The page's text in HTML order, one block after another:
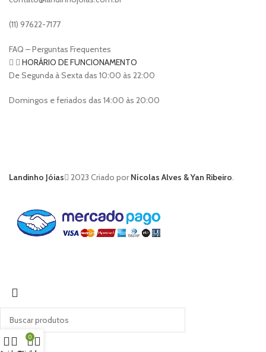
(11) 97622-7177
FAQ – Perguntas Frequentes
HORÁRIO DE FUNCIONAMENTO
De Segunda à Sexta das 10:00 às 22:00
Domingos e feriados das 14:00 às 20:00
Landinho Jóias 2023 Criado porNícolas Alves & Yan Ribeiro
Buscar0